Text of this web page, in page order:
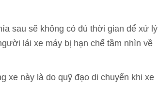
sau sẽ không có đủ thời gian để xử lý
lái xe máy bị hạn chế tầm nhìn về
xe này là do quỹ đạo di chuyển khi xe